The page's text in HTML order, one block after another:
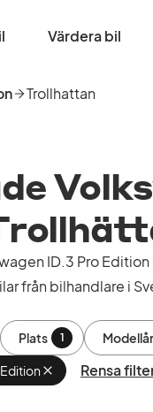
Värdera bil
Trollhattan
ID.3 Pro Edition
från bilhandlare i
Plats 1 Modellår
Ta
bort
Rensa